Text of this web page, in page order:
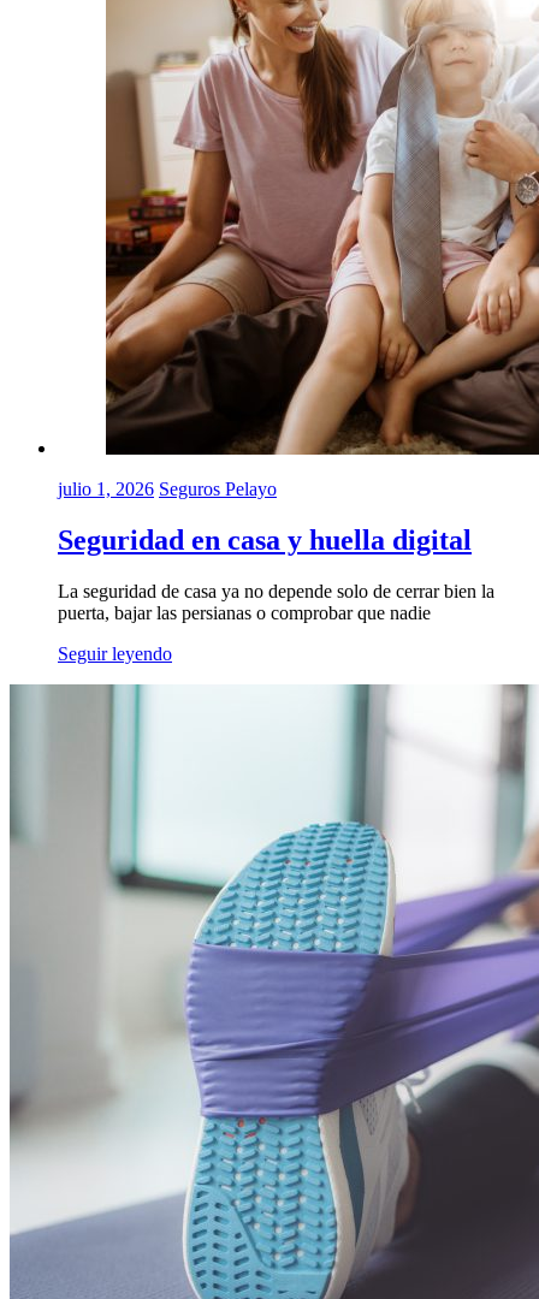
julio 1, 2026 Seguros Pelayo
Seguridad en casa y huella digital
La seguridad de casa ya no depende solo de cerrar bien la
puerta, bajar las persianas o comprobar que nadie
Seguir leyendo